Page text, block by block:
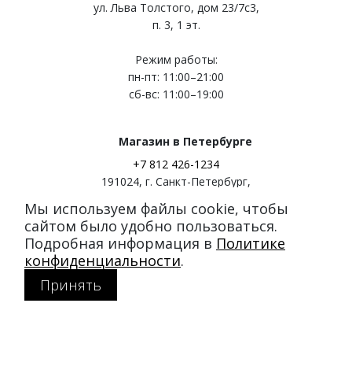
ул. Льва Толстого, дом 23/7c3,
п. 3, 1 эт.
Режим работы:
пн-пт: 11:00–21:00
сб-вс: 11:00–19:00
Магазин в Петербурге
+7 812 426-1234
191024, г. Санкт-Петербург,
ул. Миргородская, д. 20
вход с ул. Кременчугская
Режим работы:
пн-пт: 11:00–21:00
Мы используем файлы cookie, чтобы
сайтом было удобно пользоваться.
Подробная информация в Политике
конфиденциальности.
Принять